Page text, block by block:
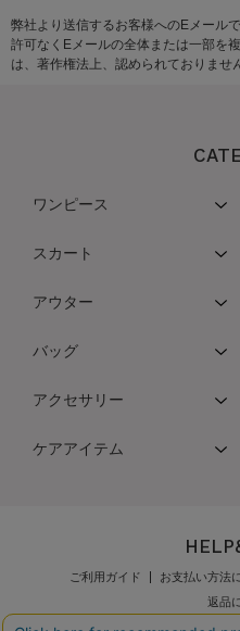
弊社より送信するお客様へのEメール
許可なくEメールの全体または一部を
は、著作権法上、認められておりませ
ワンピース
スカート
アウター
バッグ
アクセサリー
ケアアイテム
ご利用ガイド お支払い方法
返品